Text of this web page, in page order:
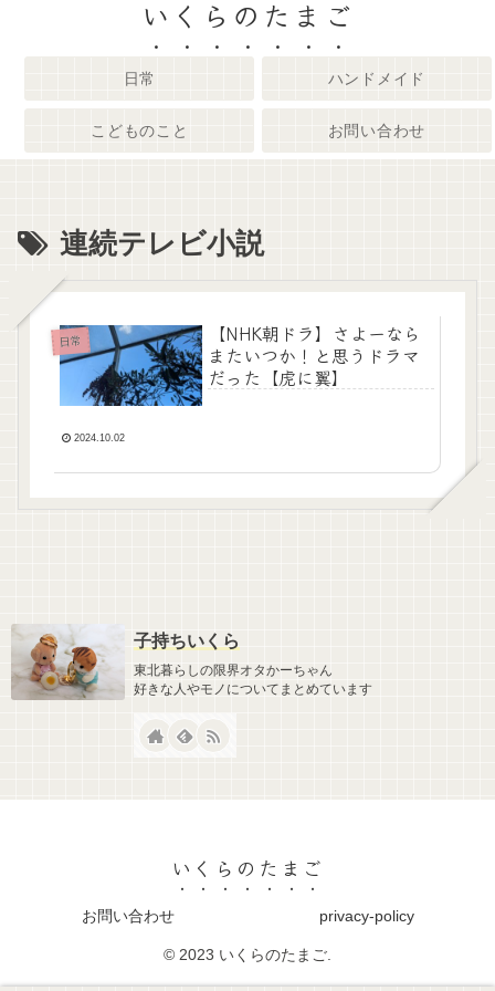
いくらのたまご
日常 ハンドメイド
こどものこと お問い合わせ
連続テレビ小説
日常
【NHK朝ドラ】さよーなら
またいつか！と思うドラマ
だった【虎に翼】
2024.10.02
子持ちいくら
東北暮らしの限界オタかーちゃん
好きな人やモノについてまとめています
いくらのたまご
お問い合わせ privacy-policy
© 2023 いくらのたまご.